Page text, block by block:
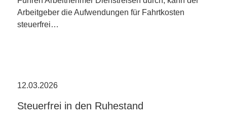
Arbeitgeber die Aufwendungen für Fahrtkosten
steuerfrei…
12.03.2026
Steuerfrei in den Ruhestand